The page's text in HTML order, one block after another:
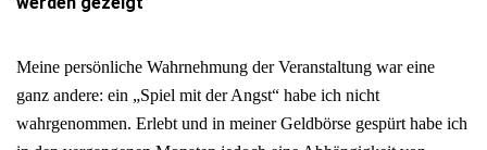
Meine persönliche Wahrnehmung der Veranstaltung war eine
ganz andere: ein „Spiel mit der Angst“ habe ich nicht
wahrgenommen. Erlebt und in meiner Geldbörse gespürt habe ich